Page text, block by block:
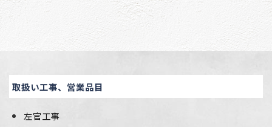
取扱い工事、営業品目
左官工事